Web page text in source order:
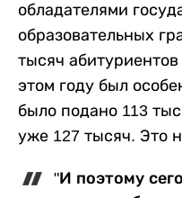
обладателями
образовательных
тысяч
этом году был
было подано 113
уже 127 тысяч. Это
"И поэтому